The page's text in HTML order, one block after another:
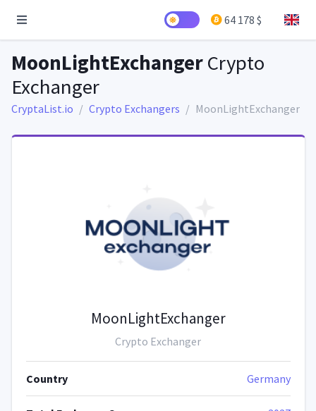
64 178 $
MoonLightExchangerCrypto
Exchanger
CryptaList.io Crypto Exchangers MoonLightExchanger
MoonLightExchanger
Crypto Exchanger
Country Germany